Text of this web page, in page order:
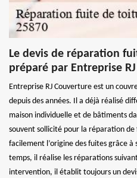
Le devis de réparation
préparé par Entreprise
Entreprise RJ Couverture est un
depuis des années. Il a déjà réalisé
maison individuelle et de bâtiments
souvent sollicité pour la réparation
facilement l’origine des fuites grâce
temps, il réalise les réparations
intervention, il établit toujours un